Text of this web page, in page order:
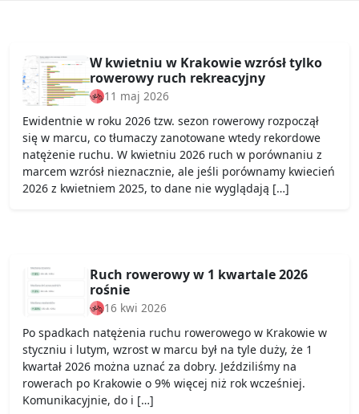
W kwietniu w Krakowie wzrósł tylko
rowerowy ruch rekreacyjny
11 maj 2026
Ewidentnie w roku 2026 tzw. sezon rowerowy rozpoczął
się w marcu, co tłumaczy zanotowane wtedy rekordowe
natężenie ruchu. W kwietniu 2026 ruch w porównaniu z
marcem wzrósł nieznacznie, ale jeśli porównamy kwiecień
2026 z kwietniem 2025, to dane nie wyglądają […]
Ruch rowerowy w 1 kwartale 2026
rośnie
16 kwi 2026
Po spadkach natężenia ruchu rowerowego w Krakowie w
styczniu i lutym, wzrost w marcu był na tyle duży, że 1
kwartał 2026 można uznać za dobry. Jeździliśmy na
rowerach po Krakowie o 9% więcej niż rok wcześniej.
Komunikacyjnie, do i […]